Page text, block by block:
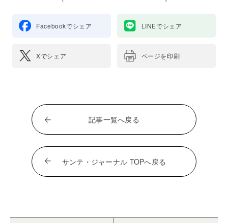
Facebookでシェア LINEでシェア
Xでシェア ページを印刷
記事一覧へ戻る
サンテ・ジャーナル TOPへ戻る